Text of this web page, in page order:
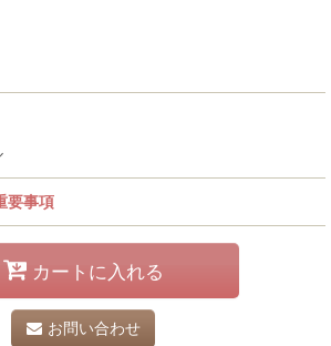
要事項
カートに入れる
お問い合わせ